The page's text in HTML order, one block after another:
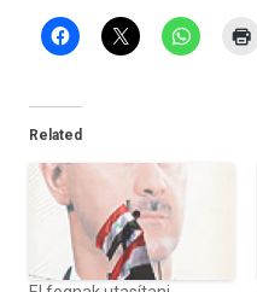
Related